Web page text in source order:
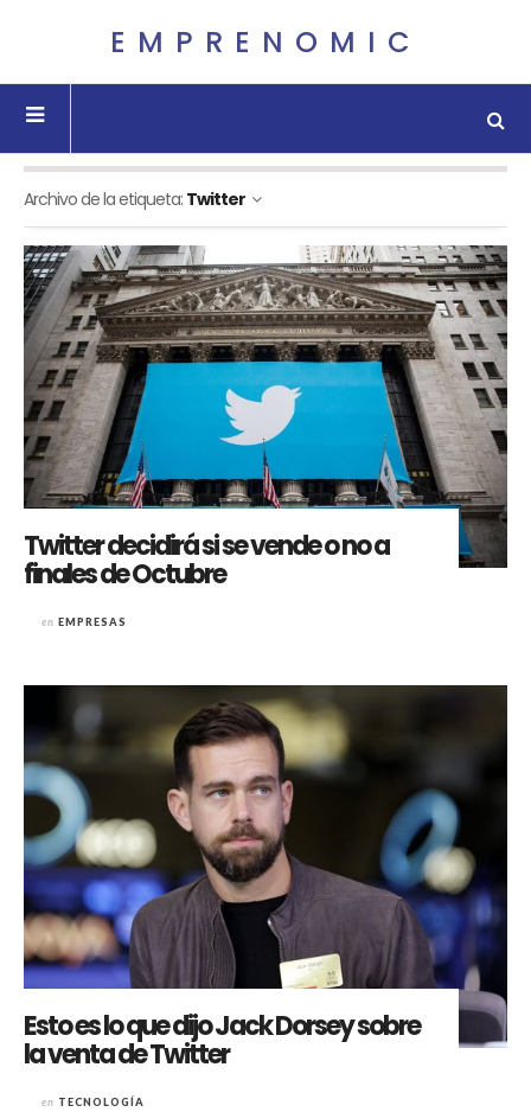
EMPRENOMIC
Archivo de la etiqueta: Twitter
Twitter decidirá si se vende o no a
finales de Octubre
en EMPRESAS
Esto es lo que dijo Jack Dorsey sobre
la venta de Twitter
en TECNOLOGÍA